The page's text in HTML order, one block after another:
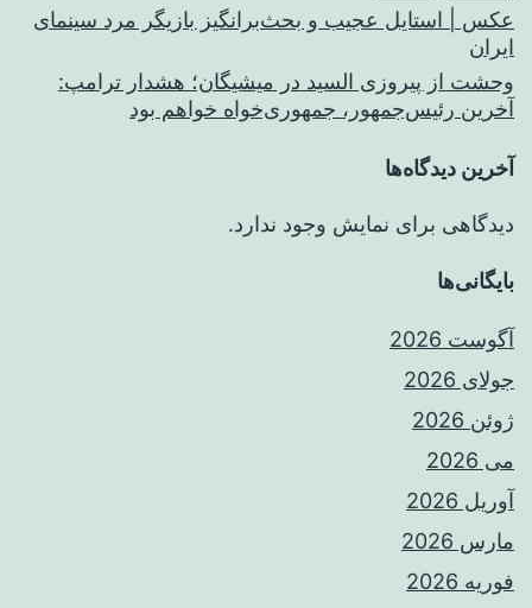
عکس | استایل عجیب و بحث‌برانگیز بازیگر مرد سینمای
ایران
وحشت از پیروزی السید در میشیگان؛ هشدار ترامپ:
آخرین رئیس‌جمهور، جمهوری‌خواه خواهم بود
آخرین دیدگاه‌ها
دیدگاهی برای نمایش وجود ندارد.
بایگانی‌ها
آگوست 2026
جولای 2026
ژوئن 2026
می 2026
آوریل 2026
مارس 2026
فوریه 2026